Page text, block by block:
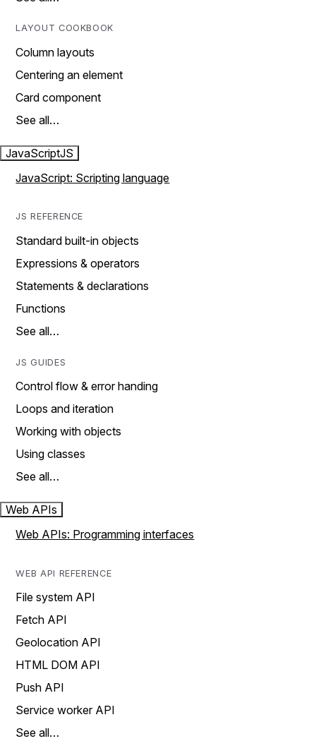
LAYOUT COOKBOOK
Column layouts
Centering an element
Card component
See all…
JavaScriptJS
JavaScript: Scripting language
JS REFERENCE
Standard built-in objects
Expressions & operators
Statements & declarations
Functions
See all…
JS GUIDES
Control flow & error handing
Loops and iteration
Working with objects
Using classes
See all…
Web APIs
Web APIs: Programming interfaces
WEB API REFERENCE
File system API
Fetch API
Geolocation API
HTML DOM API
Push API
Service worker API
See all…